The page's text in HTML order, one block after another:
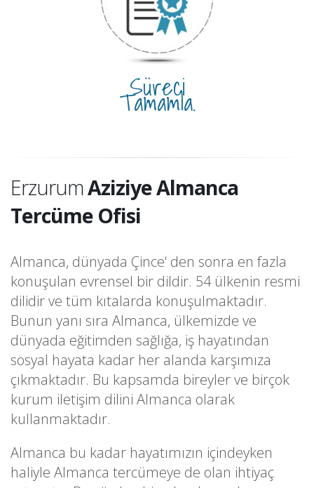
Süreci
Tamamla.
ErzurumAziziye Almanca
Tercüme Ofisi
Almanca, dünyada Çince‘ den sonra en fazla
konuşulan evrensel bir dildir. 54 ülkenin resmi
dilidir ve tüm kıtalarda konuşulmaktadır.
Bunun yanı sıra Almanca, ülkemizde ve
dünyada eğitimden sağlığa, iş hayatından
sosyal hayata kadar her alanda karşımıza
çıkmaktadır. Bu kapsamda bireyler ve birçok
kurum iletişim dilini Almanca olarak
kullanmaktadır.
Almanca bu kadar hayatımızın içindeyken
haliyle Almanca tercümeye de olan ihtiyaç